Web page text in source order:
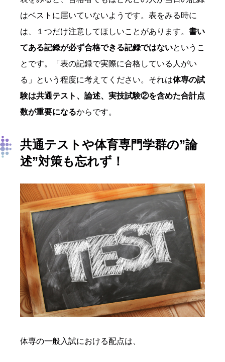
はベストに届いていないようです。表をみる時に
は、１つだけ注意してほしいことがあります。 書い
てある記録が必ず合格できる記録ではないというこ
とです。「表の記録で実際に合格している人がい
る」という程度に考えてください。それは体専の試
験は共通テスト、論述、実技試験②を含めた合計点
数が重要になるからです。
共通テストや体育専門学群の”論
述”対策も忘れず！
体専の一般入試における配点は、